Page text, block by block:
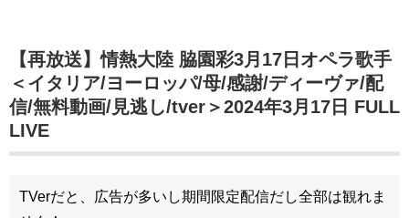
【再放送】情熱大陸 脇園彩3月17日オペラ歌手
＜イタリア/ヨーロッパ/母/感謝/ディーヴァ/配
信/無料動画/見逃し/tver＞2024年3月17日 FULL
LIVE
TVerだと、広告が多いし期間限定配信だし全部は観れま